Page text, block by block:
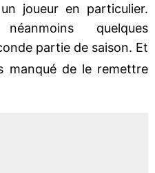
joueur en particulier.
quelques
partie de saison. Et
manqué de le remettre